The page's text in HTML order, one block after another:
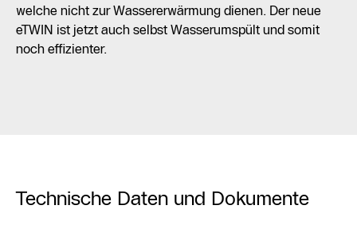
welche nicht zur Wassererwärmung dienen. Der neue
eTWIN ist jetzt auch selbst Wasserumspült und somit
noch effizienter.
Technische Daten und Dokumente